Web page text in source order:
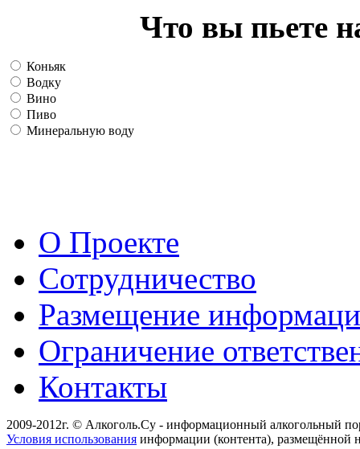
Что вы пьете
Коньяк
Водку
Вино
Пиво
Минеральную воду
О Проекте
Сотрудничество
Размещение
Ограничение
Контакты
2009-2012г. © Алкоголь.Су - информационный алкогольный
Условия использования информации (контента), размещённой